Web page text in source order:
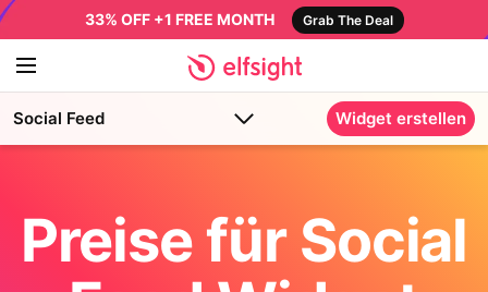
33% OFF +1 FREE MONTH Grab The Deal
Social Feed Widget erstellen
Preise für Social